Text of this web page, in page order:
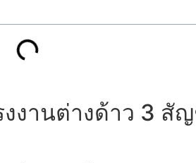
งานต่างด้าว 3 สั